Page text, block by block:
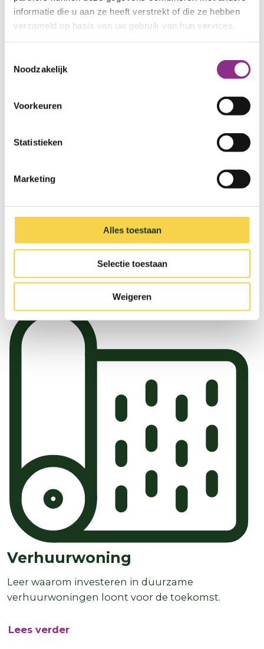
informatie die u aan ze heeft verstrekt of die ze hebben
verzameld op basis van uw gebruik van hun services.
Noodzakelijk
Voorkeuren
Statistieken
Marketing
Alles toestaan
Selectie toestaan
Weigeren
VvE
Maak kennis met de speciale
verduurzamingsaanpak voor VvE's en ontdek de
voordelen.
Meer over de aanpak
Verhuurwoning
Leer waarom investeren in duurzame
verhuurwoningen loont voor de toekomst.
Lees verder